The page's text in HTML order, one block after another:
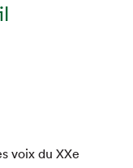
voix du XXe